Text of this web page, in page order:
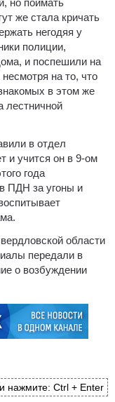
же стала кричать
негодяя у
полиции,
и поспешили на
на то, что
в этом же
лестничной
в отдел
и учится он в 9-ом
года
ПДН за угоны и
области
передали в
о возбуждении
нажмите: Ctrl + Enter